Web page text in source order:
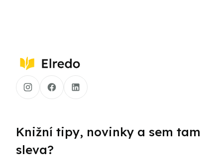
Knižní tipy, novinky a sem tam
sleva?